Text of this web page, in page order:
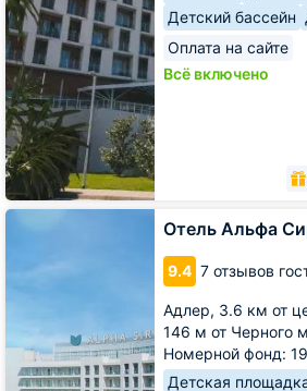
Детский бассейн
Оплата на сайте
Всё включено
Отель Альфа
9.4 7 отзывов
Адлер, 3.6 км от
146 м от Черного
Номерной фонд:
Детская
Отель